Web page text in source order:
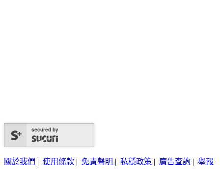
secured by
關於我們 | 使用條款 | 免責聲明 | 私穩政策 | 廣告查詢 | 舉報